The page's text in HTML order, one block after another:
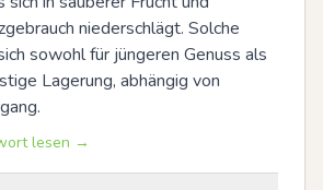
niederschlägt. Solche
sowohl für jüngeren Genuss als
Lagerung, abhängig von
lesen →